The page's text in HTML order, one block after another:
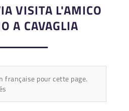
VISITA L'AMICO
A CAVAGLIA
française pour cette page.